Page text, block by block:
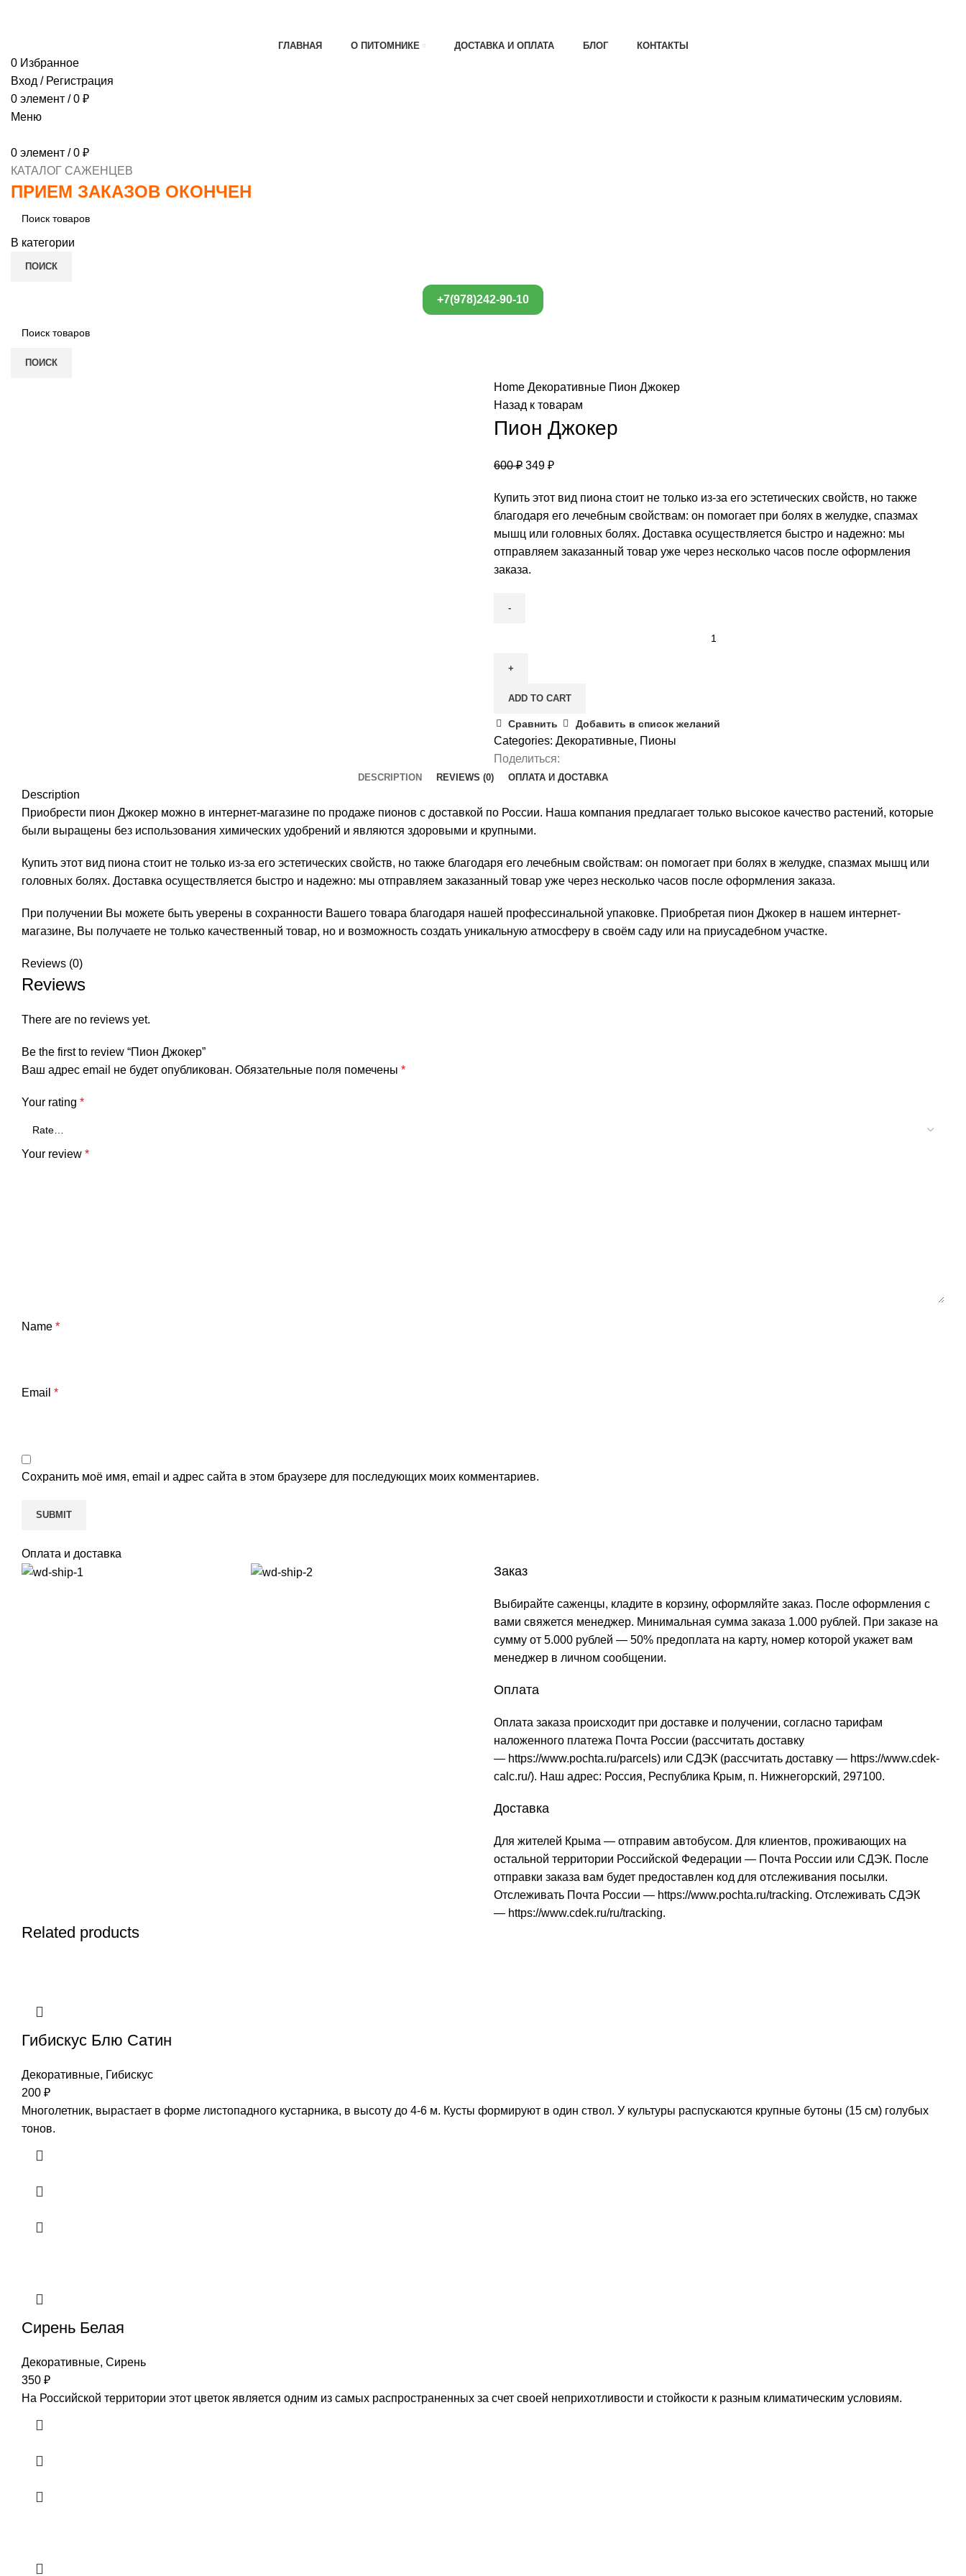
ГЛАВНАЯ О ПИТОМНИКЕ ДОСТАВКА И ОПЛАТА БЛОГ КОНТАКТЫ
0 Избранное
Вход / Регистрация
0 элемент / 0 ₽
Меню
0 элемент / 0 ₽
КАТАЛОГ САЖЕНЦЕВ
ПРИЕМ ЗАКАЗОВ ОКОНЧЕН
В категории
ПОИСК
+7(978)242-90-10
ПОИСК
Home Декоративные Пион Джокер
Назад к товарам
Пион Джокер
600₽ 349 ₽
Купить этот вид пиона стоит не только из-за его эстетических свойств, но также
благодаря его лечебным свойствам: он помогает при болях в желудке, спазмах
мышц или головных болях. Доставка осуществляется быстро и надежно: мы
отправляем заказанный товар уже через несколько часов после оформления
заказа.
quantity
ADD TO CART
Сравнить Добавить в список желаний
Categories: Декоративные, Пионы
Поделиться:
DESCRIPTION REVIEWS (0) ОПЛАТА И ДОСТАВКА
Description
Приобрести пион Джокер можно в интернет-магазине по продаже пионов с доставкой по России. Наша компания предлагает только высокое качество растений, которые
были выращены без использования химических удобрений и являются здоровыми и крупными.
Купить этот вид пиона стоит не только из-за его эстетических свойств, но также благодаря его лечебным свойствам: он помогает при болях в желудке, спазмах мышц или
головных болях. Доставка осуществляется быстро и надежно: мы отправляем заказанный товар уже через несколько часов после оформления заказа.
При получении Вы можете быть уверены в сохранности Вашего товара благодаря нашей профессинальной упаковке. Приобретая пион Джокер в нашем интернет-
магазине, Вы получаете не только качественный товар, но и возможность создать уникальную атмосферу в своём саду или на приусадебном участке.
Reviews (0)
Reviews
There are no reviews yet.
Be the first to review “Пион Джокер”
Ваш адрес email не будет опубликован. Обязательные поля помечены *
Your rating *
Your review *
Name *
Email *
Сохранить моё имя, email и адрес сайта в этом браузере для последующих моих комментариев.
Оплата и доставка
Заказ
Выбирайте саженцы, кладите в корзину, оформляйте заказ. После оформления с
вами свяжется менеджер. Минимальная сумма заказа 1.000 рублей. При заказе на
сумму от 5.000 рублей — 50% предоплата на карту, номер которой укажет вам
менеджер в личном сообщении.
Оплата
Оплата заказа происходит при доставке и получении, согласно тарифам
наложенного платежа Почта России (рассчитать доставку
— https://www.pochta.ru/parcels) или СДЭК (рассчитать доставку — https://www.cdek-
calc.ru/). Наш адрес: Россия, Республика Крым, п. Нижнегорский, 297100.
Доставка
Для жителей Крыма — отправим автобусом. Для клиентов, проживающих на
остальной территории Российской Федерации — Почта России или СДЭК. После
отправки заказа вам будет предоставлен код для отслеживания посылки.
Отслеживать Почта России — https://www.pochta.ru/tracking. Отслеживать СДЭК
— https://www.cdek.ru/ru/tracking.
Related products
Гибискус Блю Сатин
Декоративные, Гибискус
200 ₽
Многолетник, вырастает в форме листопадного кустарника, в высоту до 4-6 м. Кусты формируют в один ствол. У культуры распускаются крупные бутоны (15 см) голубых
тонов.
Сирень Белая
Декоративные, Сирень
350 ₽
На Российской территории этот цветок является одним из самых распространенных за счет своей неприхотливости и стойкости к разным климатическим условиям.